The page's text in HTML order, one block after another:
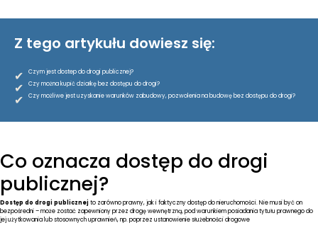
DRON
KREDYTOWANIE
Z tego artykułu dowiesz się:
Czym jest dostep do drogi publicznej?
✔ Czy można kupić działkę bez dostępu do drogi?
✔ Czy możliwe jest uzyskanie warunków zabudowy, pozwolenia na budowę bez dostępu do drogi?
✔
Co oznacza dostęp do drogi
publicznej?
Dostęp do drogi publicznejto zarówno prawny, jak i faktyczny dostęp do nieruchomości. Nie musi być on
bezpośredni – może zostać zapewniony przez drogę wewnętrzną, pod warunkiem posiadania tytułu prawnego do
jej użytkowania lub stosownych uprawnień, np. poprzez ustanowienie służebności drogowe